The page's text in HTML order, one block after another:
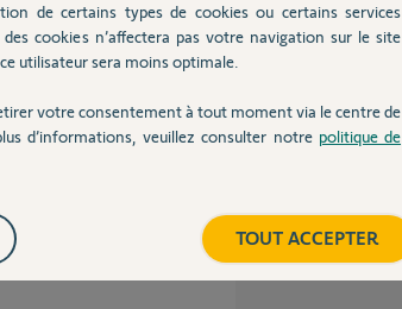
trouver?
de certains types de cookies ou certains services
cookies n’affectera pas votre navigation sur le site
utilisateur sera moins optimale.
votre consentement à tout moment via le centre de
d’informations, veuillez consulter notre politique de
TOUT ACCEPTER